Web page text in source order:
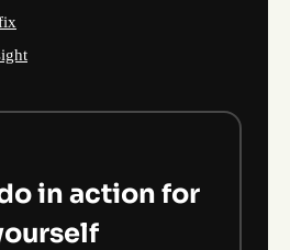
in action for